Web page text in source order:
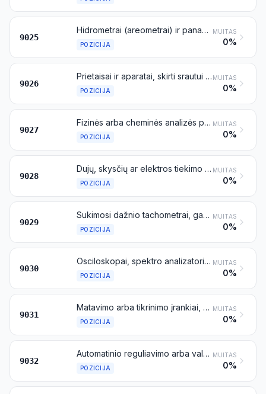
9025
Hidrometrai (areometrai) ir panašūs plūdrieji matuokliai, termometrai, pirometrai, barometrai, higrometrai (drėgmėmačiai) ir psichrometrai, su rašytuvais arba be rašytuvų, ir bet kurios šių prietaisų tarpusavio kombinacijos
POZICIJA
MUITAS
0%
9026
Prietaisai ir aparatai, skirti srautui (debitui), lygiui, slėgiui arba kitiems skysčių arba dujų kintamiesiems matuoti arba tikrinti (pavyzdžiui, srautmačiai, lygmačiai, manometrai, šilumomačiai), išskyrus prietaisus ir aparatus, priskiriamus 9014, 9015, 9028 arba 9032 pozicijai
POZICIJA
MUITAS
0%
9027
Fizinės arba cheminės analizės prietaisai ir aparatai (pavyzdžiui, poliarimetrai, refraktometrai, spektrometrai, dujų arba dūmų analizės aparatai); prietaisai ir aparatai, skirti klampumui, akytumui, plėtimuisi, paviršinei įtempčiai arba panašiems kintamiesiems matuoti ir tikrinti; šilumos, garso arba šviesos kiekių matavimo ir tikrinimo prietaisai ir aparatai (įskaitant eksponometrus); mikrotomai
POZICIJA
MUITAS
0%
9028
Dujų, skysčių ar elektros tiekimo arba gamybos kiekio skaitikliai, įskaitant jų kalibratorius
POZICIJA
MUITAS
0%
9029
Sukimosi dažnio tachometrai, gaminių skaitikliai, taksometrai, hodometrai, žingsniamačiai ir panašūs prietaisai; greitmačiai ir tachometrai, išskyrus priskiriamus 9014 arba 9015 pozicijai; stroboskopai
POZICIJA
MUITAS
0%
9030
Osciloskopai, spektro analizatoriai ir kiti kiekybinių elektros charakteristikų matavimo arba tikrinimo prietaisai ir aparatai, išskyrus skaitiklius, priskiriamus 9028 pozicijai; alfa, beta, gama, rentgeno, kosminės arba kitos jonizuojančiosios spinduliuotės matavimo arba registravimo prietaisai ir aparatai
POZICIJA
MUITAS
0%
9031
Matavimo arba tikrinimo įrankiai, prietaisai ir mašinos, nenurodyti kitoje šio skirsnio vietoje; profilių projektoriai
POZICIJA
MUITAS
0%
9032
Automatinio reguliavimo arba valdymo prietaisai ir aparatai
POZICIJA
MUITAS
0%